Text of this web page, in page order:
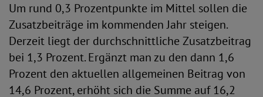
Um rund 0,3 Prozentpunkte im Mittel sollen die
Zusatzbeiträge im kommenden Jahr steigen.
Derzeit liegt der durchschnittliche Zusatzbeitrag
bei 1,3 Prozent. Ergänzt man zu den dann 1,6
Prozent den aktuellen allgemeinen Beitrag von
14,6 Prozent, erhöht sich die Summe auf 16,2